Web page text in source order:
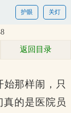
关灯
护眼
返回目录
那样闹，只
真的是医院员